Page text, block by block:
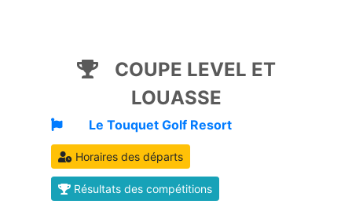
COUPE LEVEL ET
LOUASSE
Le Touquet Golf Resort
Horaires des départs
Résultats des compétitions